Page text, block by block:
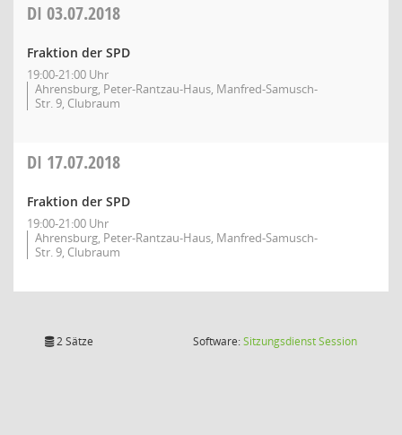
DI 03.07.2018
Fraktion der SPD
19:00-21:00 Uhr
Ahrensburg, Peter-Rantzau-Haus, Manfred-Samusch-
Str. 9, Clubraum
DI 17.07.2018
Fraktion der SPD
19:00-21:00 Uhr
Ahrensburg, Peter-Rantzau-Haus, Manfred-Samusch-
Str. 9, Clubraum
2 Sätze Software:SitzungsdienstSession(Wird in